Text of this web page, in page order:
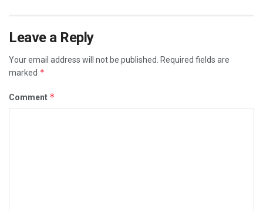
Leave a Reply
Your email address will not be published. Required fields are
marked *
Comment *